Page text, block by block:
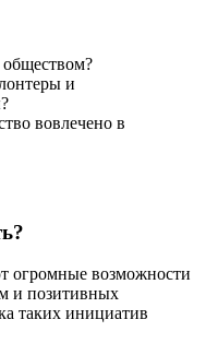
и
вовлечено в
огромные возможности
и позитивных
таких инициатив